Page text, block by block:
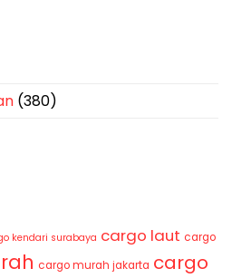
(380)
kendari surabaya cargo laut cargo
cargo murah jakarta cargo